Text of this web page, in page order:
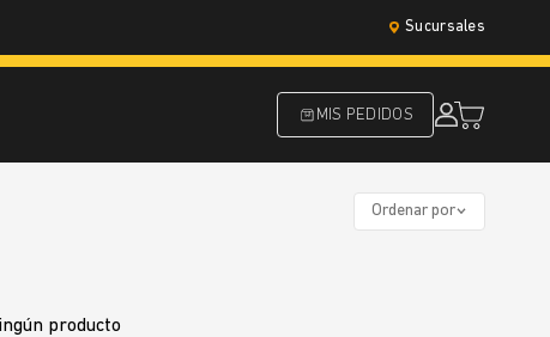
Sucursales
MIS PEDIDOS
Ordenar por
producto